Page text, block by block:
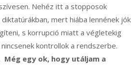
Nehéz itt a stopposok
mert hiába lennének jók
s korrupció miatt a végletekig
kontrollok a rendszerbe.
Még egy ok, hogy utáljam a